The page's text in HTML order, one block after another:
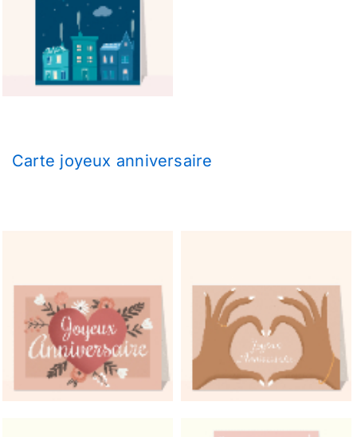
Carte joyeux anniversaire